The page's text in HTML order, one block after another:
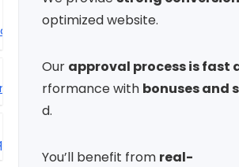
optimized website.
Our approval process is fast
rformance with bonuses and
d.
You’ll benefit from real-